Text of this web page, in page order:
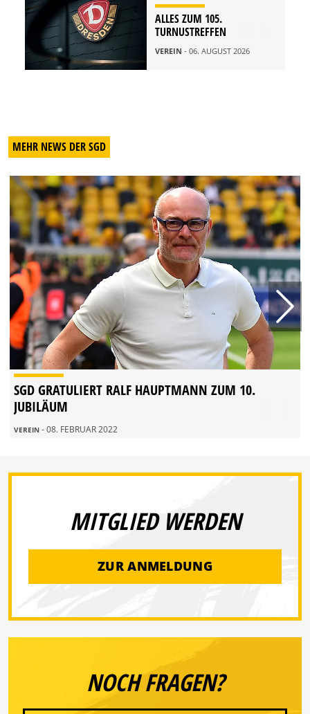
ALLES ZUM 105.
TURNUSTREFFEN
VEREIN - 06. AUGUST 2026
MEHR NEWS DER SGD
SGD GRATULIERT RALF HAUPTMANN ZUM 10.
JUBILÄUM
VEREIN - 08. FEBRUAR 2022
MITGLIED WERDEN
ZUR ANMELDUNG
NOCH FRAGEN?